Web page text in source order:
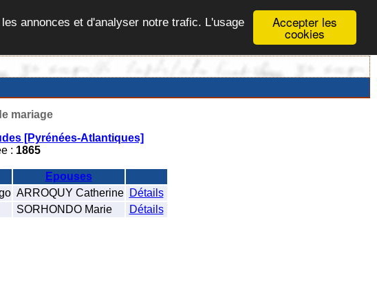
Accepter les
cookies
annonces et d'analyser notre trafic. L'usage
mariage
[Pyrénées-Atlantiques]
: 1865
Epouses
ARROQUY Catherine
Détails
SORHONDO Marie Détails